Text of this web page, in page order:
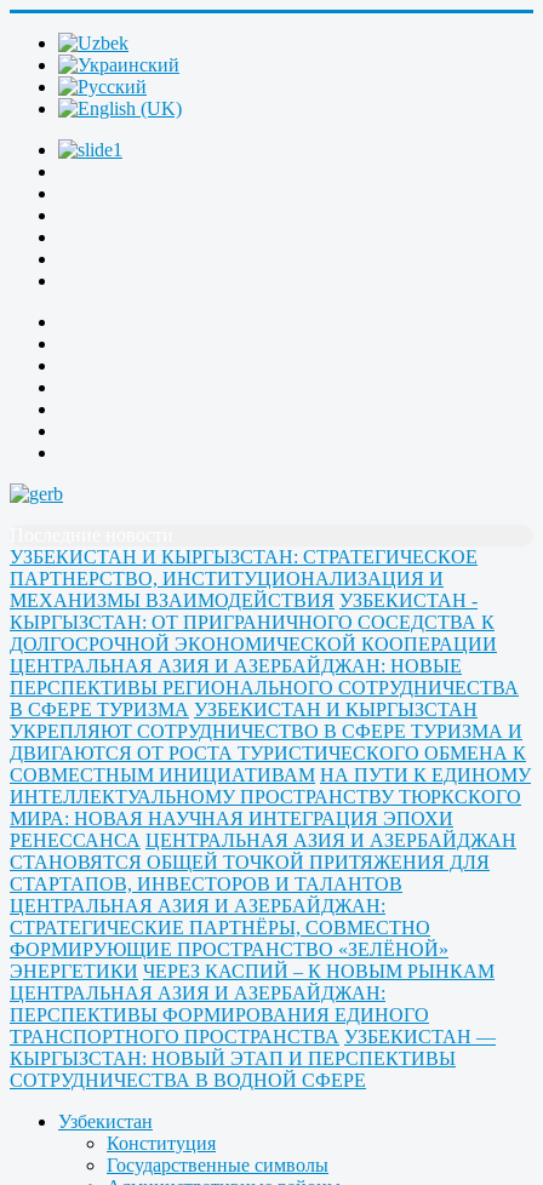
УЗБЕКИСТАН И КЫРГЫЗСТАН: СТРАТЕГИЧЕСКОЕ
ПАРТНЕРСТВО, ИНСТИТУЦИОНАЛИЗАЦИЯ И
МЕХАНИЗМЫ ВЗАИМОДЕЙСТВИЯ УЗБЕКИСТАН -
КЫРГЫЗСТАН: ОТ ПРИГРАНИЧНОГО СОСЕДСТВА К
ДОЛГОСРОЧНОЙ ЭКОНОМИЧЕСКОЙ КООПЕРАЦИИ
ЦЕНТРАЛЬНАЯ АЗИЯ И АЗЕРБАЙДЖАН: НОВЫЕ
ПЕРСПЕКТИВЫ РЕГИОНАЛЬНОГО СОТРУДНИЧЕСТВА
В СФЕРЕ ТУРИЗМА УЗБЕКИСТАН И КЫРГЫЗСТАН
УКРЕПЛЯЮТ СОТРУДНИЧЕСТВО В СФЕРЕ ТУРИЗМА И
ДВИГАЮТСЯ ОТ РОСТА ТУРИСТИЧЕСКОГО ОБМЕНА К
СОВМЕСТНЫМ ИНИЦИАТИВАМ НА ПУТИ К ЕДИНОМУ
ИНТЕЛЛЕКТУАЛЬНОМУ ПРОСТРАНСТВУ ТЮРКСКОГО
МИРА: НОВАЯ НАУЧНАЯ ИНТЕГРАЦИЯ ЭПОХИ
РЕНЕССАНСА ЦЕНТРАЛЬНАЯ АЗИЯ И АЗЕРБАЙДЖАН
СТАНОВЯТСЯ ОБЩЕЙ ТОЧКОЙ ПРИТЯЖЕНИЯ ДЛЯ
СТАРТАПОВ, ИНВЕСТОРОВ И ТАЛАНТОВ
ЦЕНТРАЛЬНАЯ АЗИЯ И АЗЕРБАЙДЖАН:
СТРАТЕГИЧЕСКИЕ ПАРТНЁРЫ, СОВМЕСТНО
ФОРМИРУЮЩИЕ ПРОСТРАНСТВО «ЗЕЛЁНОЙ»
ЭНЕРГЕТИКИ ЧЕРЕЗ КАСПИЙ – К НОВЫМ РЫНКАМ
ЦЕНТРАЛЬНАЯ АЗИЯ И АЗЕРБАЙДЖАН:
ПЕРСПЕКТИВЫ ФОРМИРОВАНИЯ ЕДИНОГО
ТРАНСПОРТНОГО ПРОСТРАНСТВА УЗБЕКИСТАН —
КЫРГЫЗСТАН: НОВЫЙ ЭТАП И ПЕРСПЕКТИВЫ
СОТРУДНИЧЕСТВА В ВОДНОЙ СФЕРЕ
Узбекистан
Конституция
Государственные символы